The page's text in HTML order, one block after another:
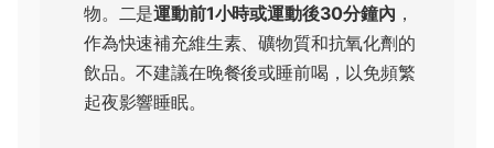
物。二是運動前1小時或運動後30分鐘內 ，
作為快速補充維生素、礦物質和抗氧化劑的
飲品。不建議在晚餐後或睡前喝，以免頻繁
起夜影響睡眠。